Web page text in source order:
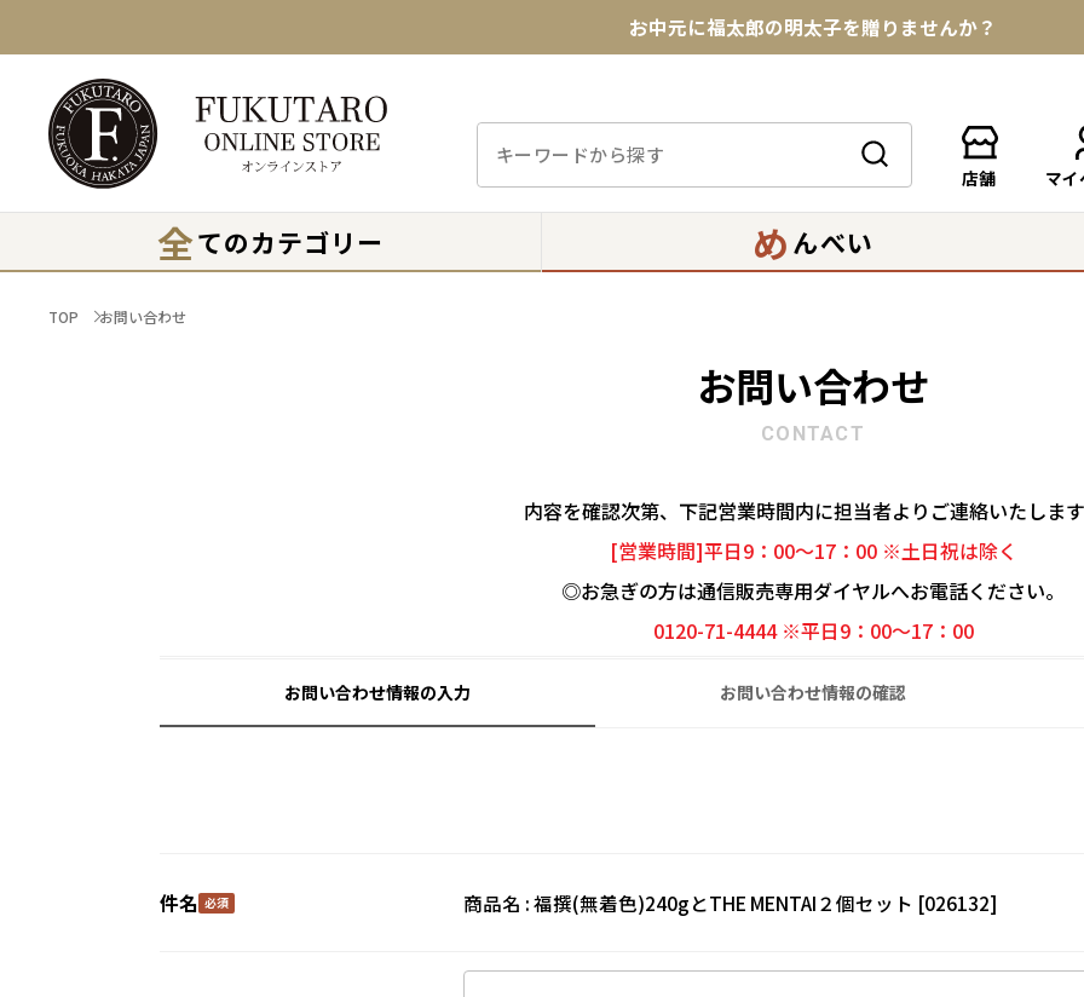
お中元に福太郎の明太子を贈りませんか？
【色々な味を試したい方へ】ポストイン！めんべい
送料全国一律770円！10,800円以上で送料無料
店舗 マ
全てのカテゴリー め んべい
TOP お問い合わせ
お問い合わせ
CONTACT
内容を確認次第、下記営業時間内に担当者よりご連絡いたしま
[営業時間]平日9：00～17：00 ※土日祝は除く
◎お急ぎの方は通信販売専用ダイヤルへお電話ください。
0120-71-4444 ※平日9：00～17：00
お問い合わせ情報の入力 お問い合わせ情報の確認
件名 商品名 : 福撰(無着色)240gとTHE MENTAI２個セット [026132]